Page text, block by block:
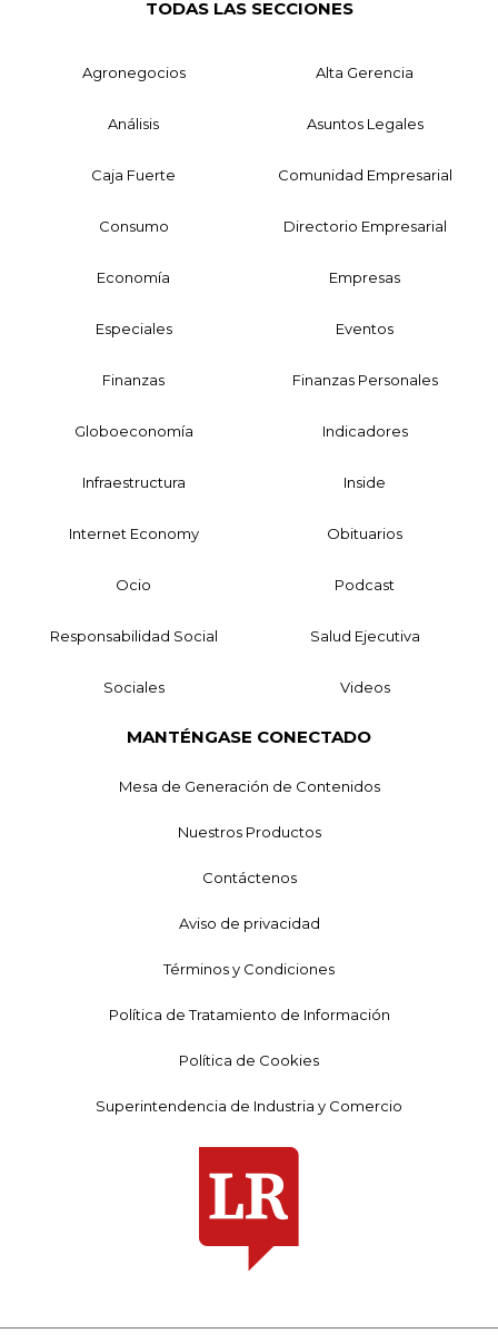
TODAS LAS SECCIONES
Agronegocios Alta Gerencia
Análisis Asuntos Legales
Caja Fuerte Comunidad Empresarial
Consumo Directorio Empresarial
Economía Empresas
Especiales Eventos
Finanzas Finanzas Personales
Globoeconomía Indicadores
Infraestructura Inside
Internet Economy Obituarios
Ocio Podcast
Responsabilidad Social Salud Ejecutiva
Sociales Videos
MANTÉNGASE CONECTADO
Mesa de Generación de Contenidos
Nuestros Productos
Contáctenos
Aviso de privacidad
Términos y Condiciones
Política de Tratamiento de Información
Política de Cookies
Superintendencia de Industria y Comercio